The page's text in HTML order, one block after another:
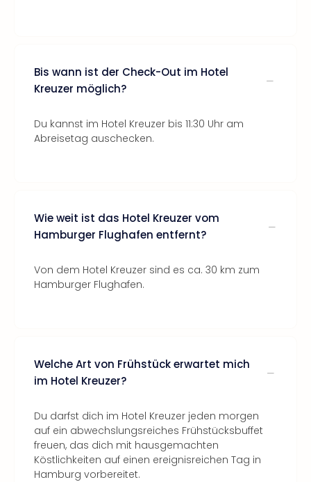
Bis wann ist der Check-Out im Hotel
Kreuzer möglich?
Du kannst im Hotel Kreuzer bis 11:30 Uhr am
Abreisetag auschecken.
Wie weit ist das Hotel Kreuzer vom
Hamburger Flughafen entfernt?
Von dem Hotel Kreuzer sind es ca. 30 km zum
Hamburger Flughafen.
Welche Art von Frühstück erwartet mich
im Hotel Kreuzer?
Du darfst dich im Hotel Kreuzer jeden morgen
auf ein abwechslungsreiches Frühstücksbuffet
freuen, das dich mit hausgemachten
Köstlichkeiten auf einen ereignisreichen Tag in
Hamburg vorbereitet.